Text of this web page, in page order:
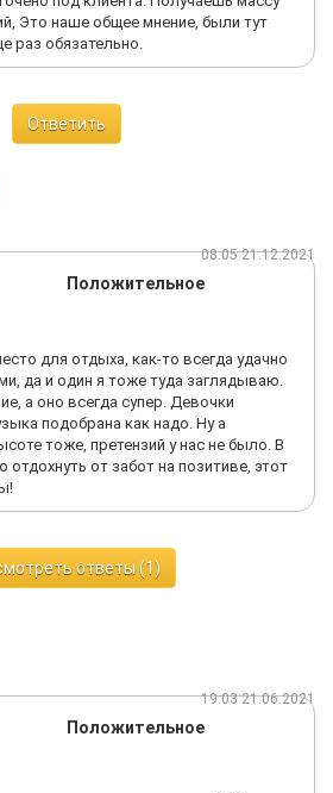
Это наше общее мнение, были тут
раз обязательно.
Ответить
08:05 21.12.2021
Положительное
для отдыха, как-то всегда удачно
да и один я тоже туда заглядываю.
а оно всегда супер. Девочки
подобрана как надо. Ну а
тоже, претензий у нас не было. В
от забот на позитиве, этот
ответы (1)
19:03 21.06.2021
Положительное